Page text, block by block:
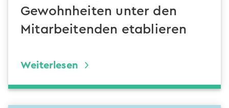
Gewohnheiten unter den
Mitarbeitenden etablieren
Weiterlesen